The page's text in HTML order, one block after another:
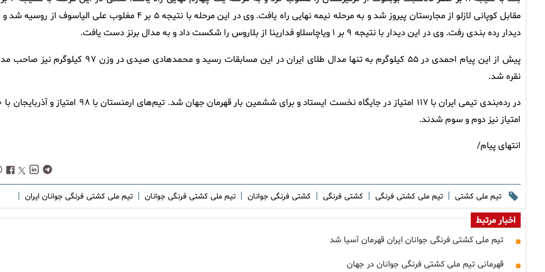
مقابل کوپانی لازلو از مجارستان پیروز شد و به مرحله نیمه نهایی راه یافت. وی در این مرحله با نتیجه ۵ بر ۴ مغلوب علی الیاسوف از
دیدار رده بندی رفت. وی در این دیدار با نتیجه ۹ بر ۱ ویاچاسلاو فدارینا از بلاروس را شکست داد و به مدال برنز دست یافت.
پیش از این پیام احمدی در ۵۵ کیلوگرم به تنها مدال طلای ایران در این مسابقات رسید و محمدهادی صیدی در وزن ۹۷
نقره شد.
در رده‌بندی
امتیاز نیز دوم و سوم شدند.
انتهای پیام/
تیم ملی کشتی | تیم ملی کشتی فرنگی | کشتی فرنگی | کشتی فرنگی جوانان | تیم ملی کشتی فرنگی جوانان | تیم ملی کشتی فرنگی جوانان ایران |
اخبار مرتبط
تیم ملی کشتی فرنگی جوانان ایران قهرمان آسیا شد
قهرمانی تیم ملی کشتی فرنگی جوانان در جهان